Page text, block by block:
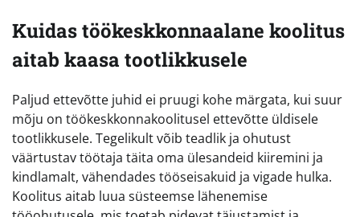
Kuidas töökeskkonnaalane koolitus
aitab kaasa tootlikkusele
Paljud ettevõtte juhid ei pruugi kohe märgata, kui suur
mõju on töökeskkonnakoolitusel ettevõtte üldisele
tootlikkusele. Tegelikult võib teadlik ja ohutust
väärtustav töötaja täita oma ülesandeid kiiremini ja
kindlamalt, vähendades tööseisakuid ja vigade hulka.
Koolitus aitab luua süsteemse lähenemise